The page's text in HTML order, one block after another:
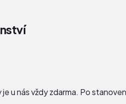
je u nás vždy zdarma. Po